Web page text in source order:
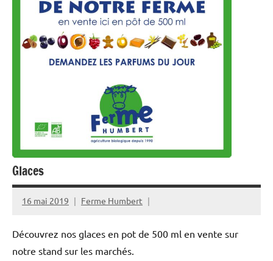
Glaces
16 mai 2019 Ferme Humbert
Découvrez nos glaces en pot de 500 ml en vente sur
notre stand sur les marchés.